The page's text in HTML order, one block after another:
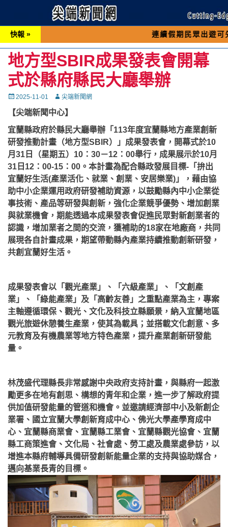
快報 » 連續假期民眾出遊可先撥打交通
地方型SBIR成果發表會開幕
式於縣府縣民大廳舉辦
Posted
2025-11-01 Autor尖端新聞網
【尖端新聞中心】
宜蘭縣政府於縣民大廳舉辦「113年度宜蘭縣地方產業創新
研發推動計畫（地方型SBIR）」成果發表會，開幕式於10
月31日（星期五）10：30－12：00舉行，成果展示於10月
31日12：00-15：00。本計畫為配合縣政發展目標-「拚出
宜蘭好生活(產業活化、就業、創業、安居樂業)」，藉由協
助中小企業運用政府研發補助資源，以鼓勵縣內中小企業從
事技術、產品等研發與創新，強化企業競爭優勢、增加創業
與就業機會，期能透過本成果發表會促進民眾對新創業者的
認識，增加業者之間的交流，獲補助的18家在地廠商，共同
展現各自計畫成果，期望帶動縣內產業持續推動創新研發，
共創宜蘭好生活。
成果發表會以「觀光產業」、「六級產業」、「文創產
業」、「綠能產業」及「高齡友善」之重點產業為主，專案
主軸遵循環保、觀光、文化及科技立縣願景，納入宜蘭地區
觀光旅遊休憩養生產業，使其為載具；並搭載文化創意、多
元教育及有機農業等地方特色產業，提升產業創新研發能
量。
林茂盛代理縣長非常感謝中央政府支持計畫，與縣府一起激
勵更多在地有創思、構想的青年和企業，進一步了解政府提
供加值研發能量的管道和機會。並邀請經濟部中小及新創企
業署、國立宜蘭大學創新育成中心、佛光大學產學育成中
心、宜蘭縣商業會、宜蘭縣工業會、宜蘭縣觀光協會、宜蘭
縣工商策進會、文化局、社會處、勞工處及農業處參訪，以
增進本縣府輔導具備研發創新能量企業的支持與協助媒合，
邁向基業長青的目標。